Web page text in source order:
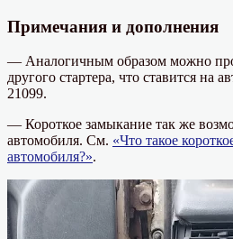
Примечания и дополнения
— Аналогичным образом можно
другого стартера, что ставится на
21099.
— Короткое замыкание так же
автомобиля. См. «Что такое
автомобиля?».